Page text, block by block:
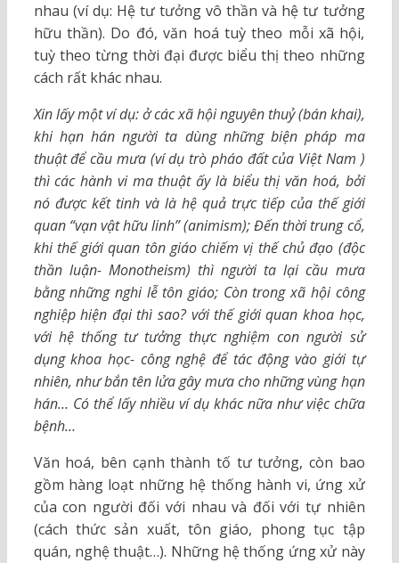
nhau (ví dụ: Hệ tư tưởng vô thần và hệ tư tưởng
hữu thần). Do đó, văn hoá tuỳ theo mỗi xã hội,
tuỳ theo từng thời đại được biểu thị theo những
cách rất khác nhau.
Xin lấy một ví dụ: ở các xã hội nguyên thuỷ(bán khai),
khi hạn hán người ta dùng những biện pháp ma
thuật để cầu mưa (ví dụ trò pháo đất của Việt Nam )
thì các hành vi ma thuật ấy là biểu thị văn hoá, bởi
nó được kết tinh và là hệ quả trực tiếp của thế giới
quan “vạn vật hữu linh”(animism); Đến thời trung cổ,
khi thế giới quan tôn giáo chiếm vị thế chủ đạo (độc
thần luận- Monotheism) thì người ta lại cầu mưa
bằng những nghi lễ tôn giáo; Còn trong xã hội công
nghiệp hiện đại thì sao? với thế giới quan khoa học,
với hệ thống tư tưởng thực nghiệm con người sử
dụng khoa học- công nghệ để tác động vào giới tự
nhiên, như bắn tên lửa gây mưa cho những vùng hạn
hán… Có thể lấy nhiều ví dụ khác nữa như việc chữa
bệnh…
Văn hoá, bên cạnh thành tố tư tưởng, còn bao
gồm hàng loạt những hệ thống hành vi, ứng xử
của con người đối với nhau và đối với tự nhiên
(cách thức sản xuất, tôn giáo, phong tục tập
quán, nghệ thuật…). Những hệ thống ứng xử này